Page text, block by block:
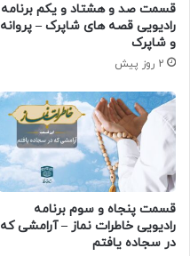
قسمت صد و هشتاد و یکم برنامه
رادیویی قصه های شاپرک – پروانه
و شاپرک
2 روز پیش
قسمت پنجاه و سوم برنامه
رادیویی خاطرات نماز – آرامشی که
در سجاده یافتم